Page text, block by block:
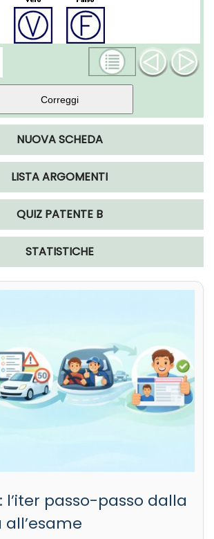
NUOVA SCHEDA
LISTA ARGOMENTI
QUIZ PATENTE B
STATISTICHE
l’iter passo-passo dalla